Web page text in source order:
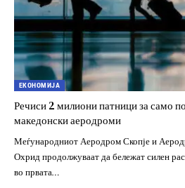
ЕКОНОМИЈА
Речиси 2 милиони патници за само
македонски аеродроми
Меѓународниот Аеродром Скопје и
Охрид продолжуваат да бележат силен
во првата…